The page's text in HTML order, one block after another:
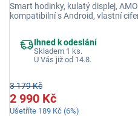
Smart hodinky, kulatý displej,
kompatibilní s Android, vlastní
Ihned k odeslání
Skladem 1 ks.
U Vás již od 14.8.
3 179 Kč
2 990 Kč
Ušetříte 189 Kč (6%)